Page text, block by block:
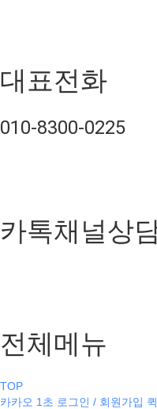
대표전화
010-8300-0225
카톡채널상
전체메뉴
TOP
카카오 1초 로그인 / 회원가입